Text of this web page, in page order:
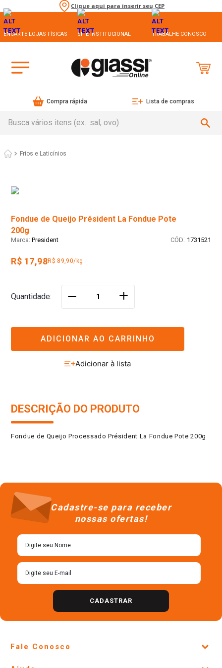
Clique aqui para inserir seu CEP
ENCARTE LOJAS FÍSICAS SITE INSTITUCIONAL TRABALHE CONOSCO
Compra rápida Lista de compras
Frios e Laticínios
Fondue de Queijo Président La Fondue Pote
200g
President : 1731521
R$ 17,98R$ 89,90/kg
Quantidade ＋
ADICIONAR AO CARRINHO
DESCRIÇÃO DO PRODUTO
Fondue de Queijo Processado Président La Fondue Pote 200g
Cadastre-se para receber
nossas ofertas!
CADASTRAR
Fale Conosco